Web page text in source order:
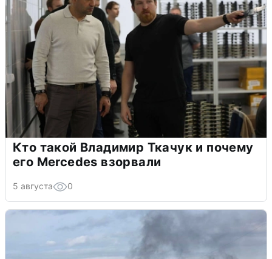
Кто такой Владимир Ткачук и почему
его Mercedes взорвали
5 августа 0